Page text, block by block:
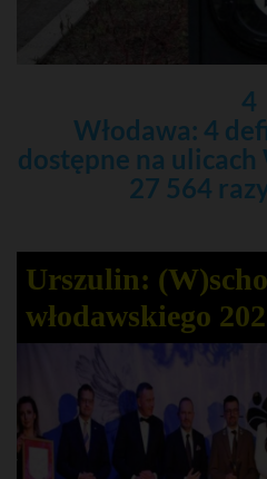
4
Włodawa: 4
dostępne na
27 564
Urszulin:
włodawskiego